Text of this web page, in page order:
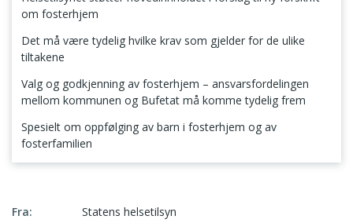
om fosterhjem
Det må være tydelig hvilke krav som gjelder for de ulike
tiltakene
Valg og godkjenning av fosterhjem – ansvarsfordelingen
mellom kommunen og Bufetat må komme tydelig frem
Spesielt om oppfølging av barn i fosterhjem og av
fosterfamilien
Fra:
Statens helsetilsyn